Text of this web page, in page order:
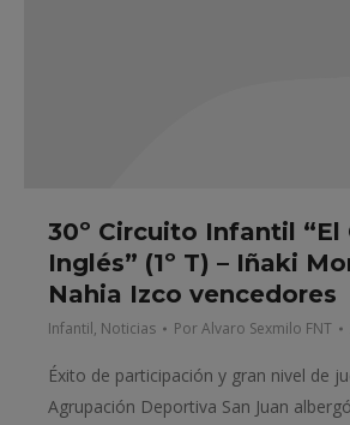
30º Circuito Infantil “El
Inglés” (1º T) – Iñaki
Nahia Izco vencedores
Infantil, Noticias PorAlvaro Sexmilo FNT
Éxito de participación y gran nivel de
Agrupación Deportiva San Juan